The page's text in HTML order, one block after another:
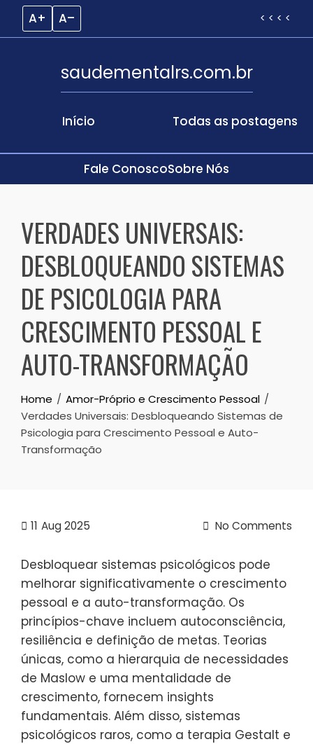
A+ A– < < < <
Início
saudementalrs.com.br
Todas as postagens
Fale ConoscoSobre Nós
contentVERDADES UNIVERSAIS:
DESBLOQUEANDO SISTEMAS
DE PSICOLOGIA PARA
CRESCIMENTO PESSOAL E
AUTO-TRANSFORMAÇÃO
Home
Amor-Próprio e Crescimento Pessoal
Verdades Universais: Desbloqueando Sistemas de
Psicologia para Crescimento Pessoal e Auto-
Transformação
11 Aug 2025 No Comments
Desbloquear sistemas psicológicos pode
melhorar significativamente o crescimento
pessoal e a auto-transformação. Os
princípios-chave incluem autoconsciência,
resiliência e definição de metas. Teorias
únicas, como a hierarquia de necessidades
de Maslow e uma mentalidade de
crescimento, fornecem insights
fundamentais. Além disso, sistemas
psicológicos raros, como a terapia Gestalt e